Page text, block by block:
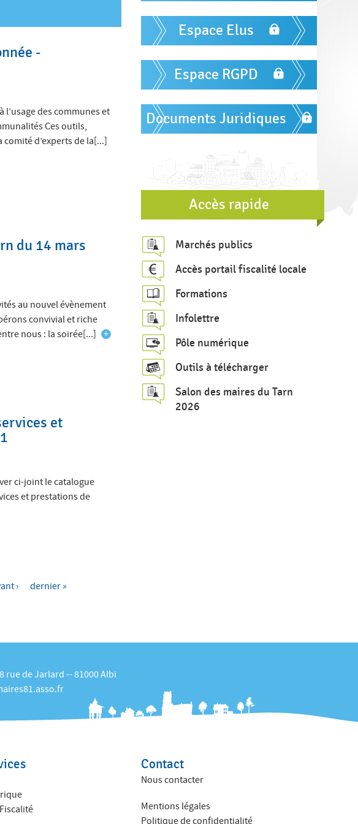
-
l’usage des communes et
Ces outils,
comité d’experts de la[...]
du 14 mars
au nouvel évènement
convivial et riche
nous : la soirée[...]
+
et
ci-joint le catalogue
et prestations de
› dernier »
u
a
e
d
e
e
r
c
h
e
Espace Elus
Espace RGPD
Documents Juridiques
Accès rapide
Marchés publics
Accès portail fiscalité locale
Formations
Infolettre
Pôle numérique
Outils à télécharger
Salon des maires du Tarn
2026
rue de Jarlard -- 81000 Albi
Contact
Nous contacter
Mentions légales
Politique de confidentialité